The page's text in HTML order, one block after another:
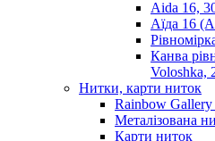
Aida 16,
Аїда 16
Канва
Voloshka,
Нитки, карти ниток
Rainbow
Металізована
Карти ниток